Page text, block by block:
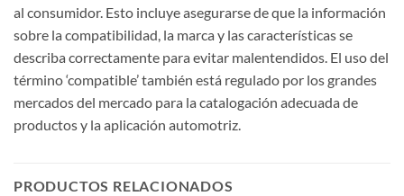
al consumidor. Esto incluye asegurarse de que la información
sobre la compatibilidad, la marca y las características se
describa correctamente para evitar malentendidos. El uso del
término ‘compatible’ también está regulado por los grandes
mercados del mercado para la catalogación adecuada de
productos y la aplicación automotriz.
PRODUCTOS RELACIONADOS